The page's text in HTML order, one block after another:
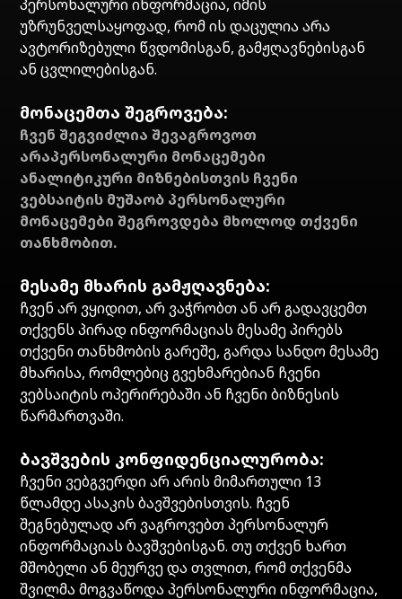
პერსონალური ინფორმაცია, იმის
უზრუნველსაყოფად, რომ ის დაცულია არა
ავტორიზებული წვდომისგან, გამჟღავნებისგან
ან ცვლილებისგან.
მონაცემთა შეგროვება:
ჩვენ შეგვიძლია შევაგროვოთ
არაპერსონალური მონაცემები
ანალიტიკური მიზნებისთვის ჩვენი
ვებსაიტის მუშაობ პერსონალური
მონაცემები შეგროვდება მხოლოდ თქვენი
თანხმობით.
მესამე მხარის გამჟღავნება:
ჩვენ არ ვყიდით, არ ვაჭრობთ ან არ გადავცემთ
თქვენს პირად ინფორმაციას მესამე პირებს
თქვენი თანხმობის გარეშე, გარდა სანდო მესამე
მხარისა, რომლებიც გვეხმარებიან ჩვენი
ვებსაიტის ოპერირებაში ან ჩვენი ბიზნესის
წარმართვაში.
ბავშვების კონფიდენციალურობა:
ჩვენი ვებგვერდი არ არის მიმართული 13
წლამდე ასაკის ბავშვებისთვის. ჩვენ
შეგნებულად არ ვაგროვებთ პერსონალურ
ინფორმაციას ბავშვებისგან. თუ თქვენ ხართ
მშობელი ან მეურვე და თვლით, რომ თქვენმა
შვილმა მოგვაწოდა პერსონალური ინფორმაცია,